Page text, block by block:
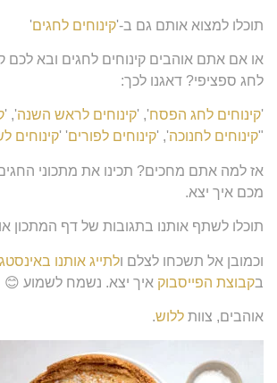
תוכלו למצוא אותם גם ב-'קינוחים לחגים'
או אם אתם אוהבים קינוחים לחגים ובא לכם
לחג ספציפי? דאגנו לכך:
'קינוחים לחג הפסח', 'קינוחים לראש השנה', '
"קינוחים לחנוכה', 'קינוחים לפורים' 'קינוחים
אז למה אתם מחכים? תכינו את מתכוני
מכם איך יצא.
תוכלו לשתף אותנו בתגובות של דף המתכון
וכמובן אל תשכחו לצלם ולתייג אותנו
בקבוצת הפייסבוק איך יצא. נשמח לשמוע 😊
אוהבים, צוות ללוש.